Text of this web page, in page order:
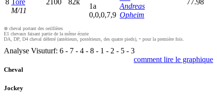
8 Tore
M/11
2100 82k
1a
0,0,0,7,9
Andreas
Opheim
77.98
⊗ cheval portant des oeilllères
E1 chevaux faisant partie de la même écurie
DA, DP, D4 cheval déferré (antérieurs, postérieurs, des quatre pieds), • pour la première fois.
Analyse Visuturf: 6 - 7 - 4 - 8 - 1 - 2 - 5 - 3
comment lire le graphique
Cheval
Jockey